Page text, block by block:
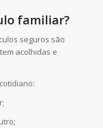
familiar?
seguros são
acolhidas e